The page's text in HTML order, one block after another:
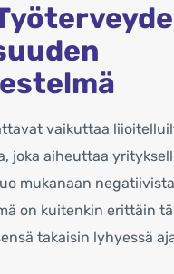
vaikuttaa
joka aiheuttaa
mukanaan
on kuitenkin erittäin
takaisin lyhyessä